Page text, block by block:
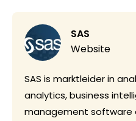
SAS
Website
SAS is marktleider in
analytics, business
management software